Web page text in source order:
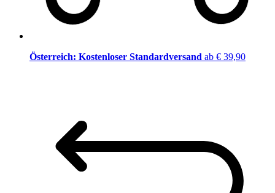
Österreich: Kostenloser Standardversand ab € 39,90